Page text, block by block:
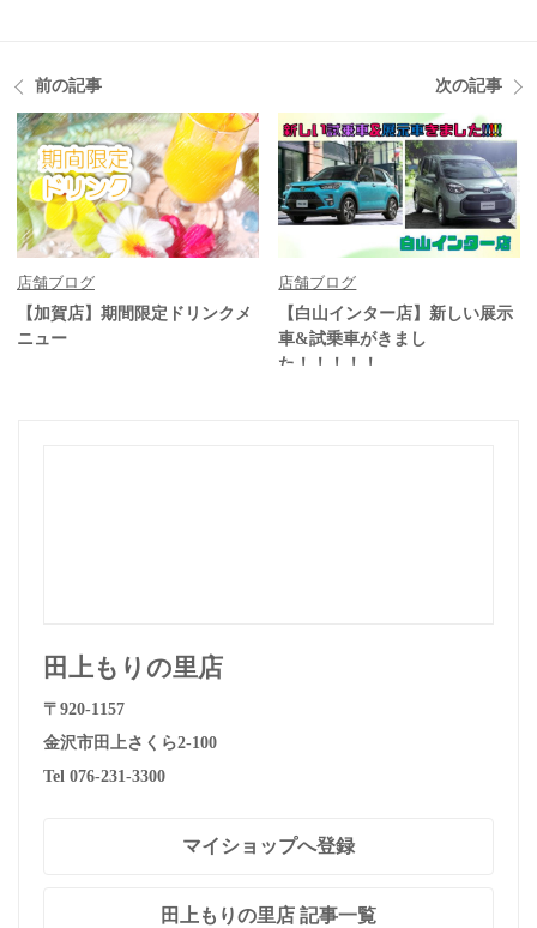
前の記事
店舗ブログ
【加賀店】期間限定ドリンクメ
ニュー
次の記事
店舗ブログ
【白山インター店】新しい展示
車&試乗車がきまし
た！！！！！
田上もりの里店
〒920-1157
金沢市田上さくら2-100
Tel 076-231-3300
マイショップへ登録
田上もりの里店 記事一覧